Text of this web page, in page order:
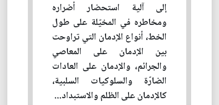
إلى آلية استحضار أضراره
ومخاطره في المخيّلة على طول
الخط، أنواع الإدمان التي تراوحت
بين الإدمان على المعاصي
والجرائم، والإدمان على العادات
الضارّة والسلوكيات السلبية،
كالإدمان على الظلم والاستبداد...